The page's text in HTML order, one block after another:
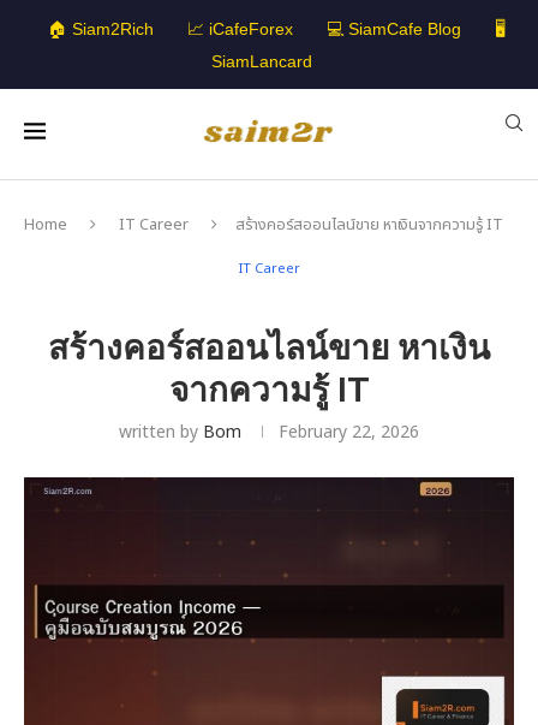
🏠 Siam2Rich 📈 iCafeForex 💻 SiamCafe Blog
🖥️
SiamLancard
Home IT Career สร้างคอร์สออนไลน์ขาย หาเงินจากความรู้ IT
IT Career
สร้างคอร์สออนไลน์ขาย หาเงิน
จากความรู้ IT
written by Bom February 22, 2026